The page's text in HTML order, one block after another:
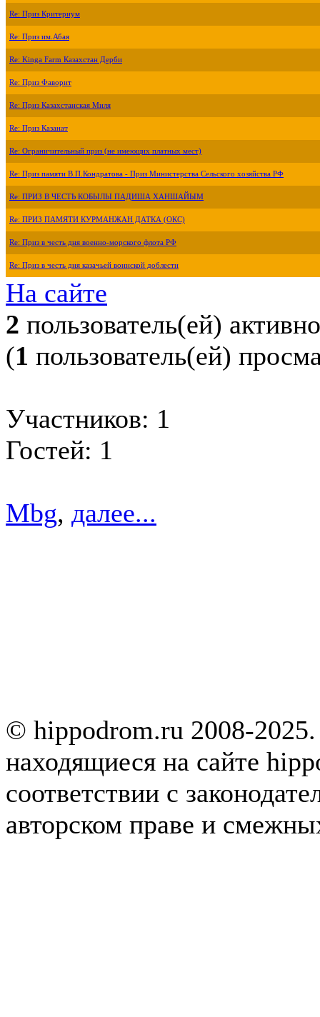
Re: Приз Критериум
Re: Приз им.Абая
Re: Kinga Farm Казахстан Дерби
Re: Приз Фаворит
Re: Приз Казахстанская Миля
Re: Приз Казанат
Re: Ограничительный приз (не имеющих платных мест)
Re: Приз памяти В.П.Кондратова - Приз Министерства Сельского хозяйства РФ
Re: ПРИЗ В ЧЕСТЬ КОБЫЛЫ ПАДИША ХАНШАЙЫМ
Re: ПРИЗ ПАМЯТИ КУРМАНЖАН ДАТКА (ОКС)
Re: Приз в честь дня военно-морского флота РФ
Re: Приз в честь дня казачьей воинской доблести
На сайте
2 пользователь(ей) активно
(1 пользователь(ей)
Участников: 1
Гостей: 1
Mbg, далее...
© hippodrom.ru 2008-
находящиеся на сайте
соответствии с
авторском праве и